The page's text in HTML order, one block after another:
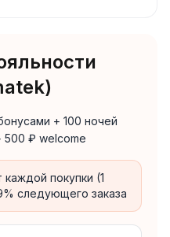
+ 100 ночей
500 ₽ welcome
покупки (1
следующего заказа